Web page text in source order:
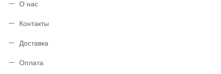
О нас
Контакты
Доставка
Оплата